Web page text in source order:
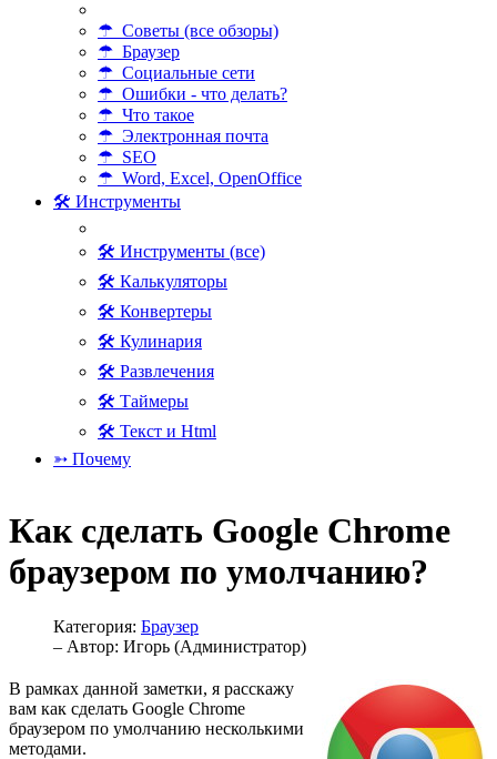
☂ Советы (все обзоры)
☂ Браузер
☂ Социальные сети
☂ Ошибки - что делать?
☂ Что такое
☂ Электронная почта
☂ SEO
☂ Word, Excel, OpenOffice
🛠 Инструменты
🛠 Инструменты (все)
🛠 Калькуляторы
🛠 Конвертеры
🛠 Кулинария
🛠 Развлечения
🛠 Таймеры
🛠 Текст и Html
➳ Почему
Как сделать Google Chrome
браузером по умолчанию?
Категория: Браузер
– Автор: Игорь (Администратор)
В рамках данной заметки, я расскажу
вам как сделать Google Chrome
браузером по умолчанию несколькими
методами.